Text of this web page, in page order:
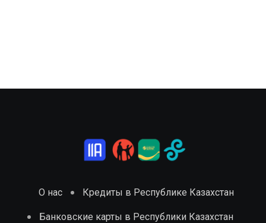
О нас Кредиты в Республике Казахстан
Банковские карты в Республики Казахстан